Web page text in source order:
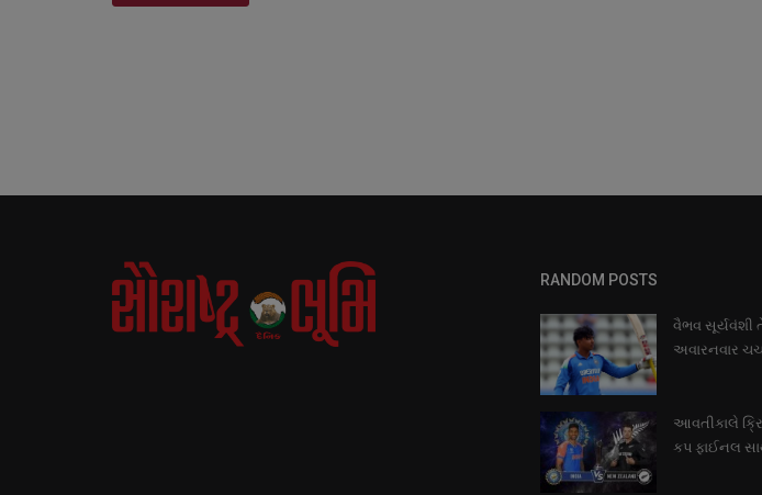
RANDOM POSTS
વૈભવ સૂર્યવંશી
અવારનવાર
આવતીકાલે
કપ ફાઈનલ